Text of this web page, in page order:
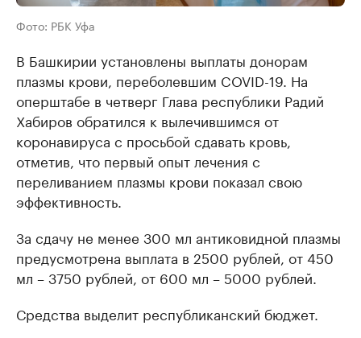
Фото: РБК Уфа
В Башкирии установлены выплаты донорам
плазмы крови, переболевшим COVID-19. На
оперштабе в четверг Глава республики Радий
Хабиров обратился к вылечившимся от
коронавируса с просьбой сдавать кровь,
отметив, что первый опыт лечения с
переливанием плазмы крови показал свою
эффективность.
За сдачу не менее 300 мл антиковидной плазмы
предусмотрена выплата в 2500 рублей, от 450
мл – 3750 рублей, от 600 мл – 5000 рублей.
Средства выделит республиканский бюджет.